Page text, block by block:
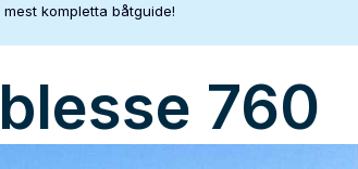
kompletta båtguide!
760